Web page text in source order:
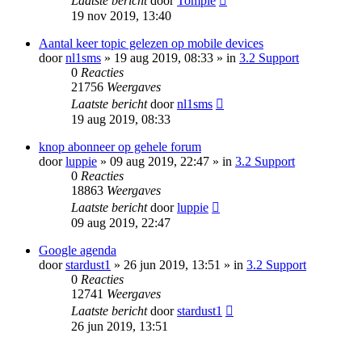
19 nov 2019, 13:40
Aantal keer topic gelezen op mobile devices
doornl1sms » 19 aug 2019, 08:33 » in 3.2 Support
0 Reacties
21756 Weergaves
Laatste berichtdoornl1sms
19 aug 2019, 08:33
knop abonneer op gehele forum
doorluppie » 09 aug 2019, 22:47 » in 3.2 Support
0 Reacties
18863 Weergaves
Laatste berichtdoorluppie
09 aug 2019, 22:47
Google agenda
doorstardust1 » 26 jun 2019, 13:51 » in 3.2 Support
0 Reacties
12741 Weergaves
Laatste berichtdoorstardust1
26 jun 2019, 13:51